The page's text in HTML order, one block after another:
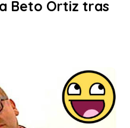
Beto Ortiz tras